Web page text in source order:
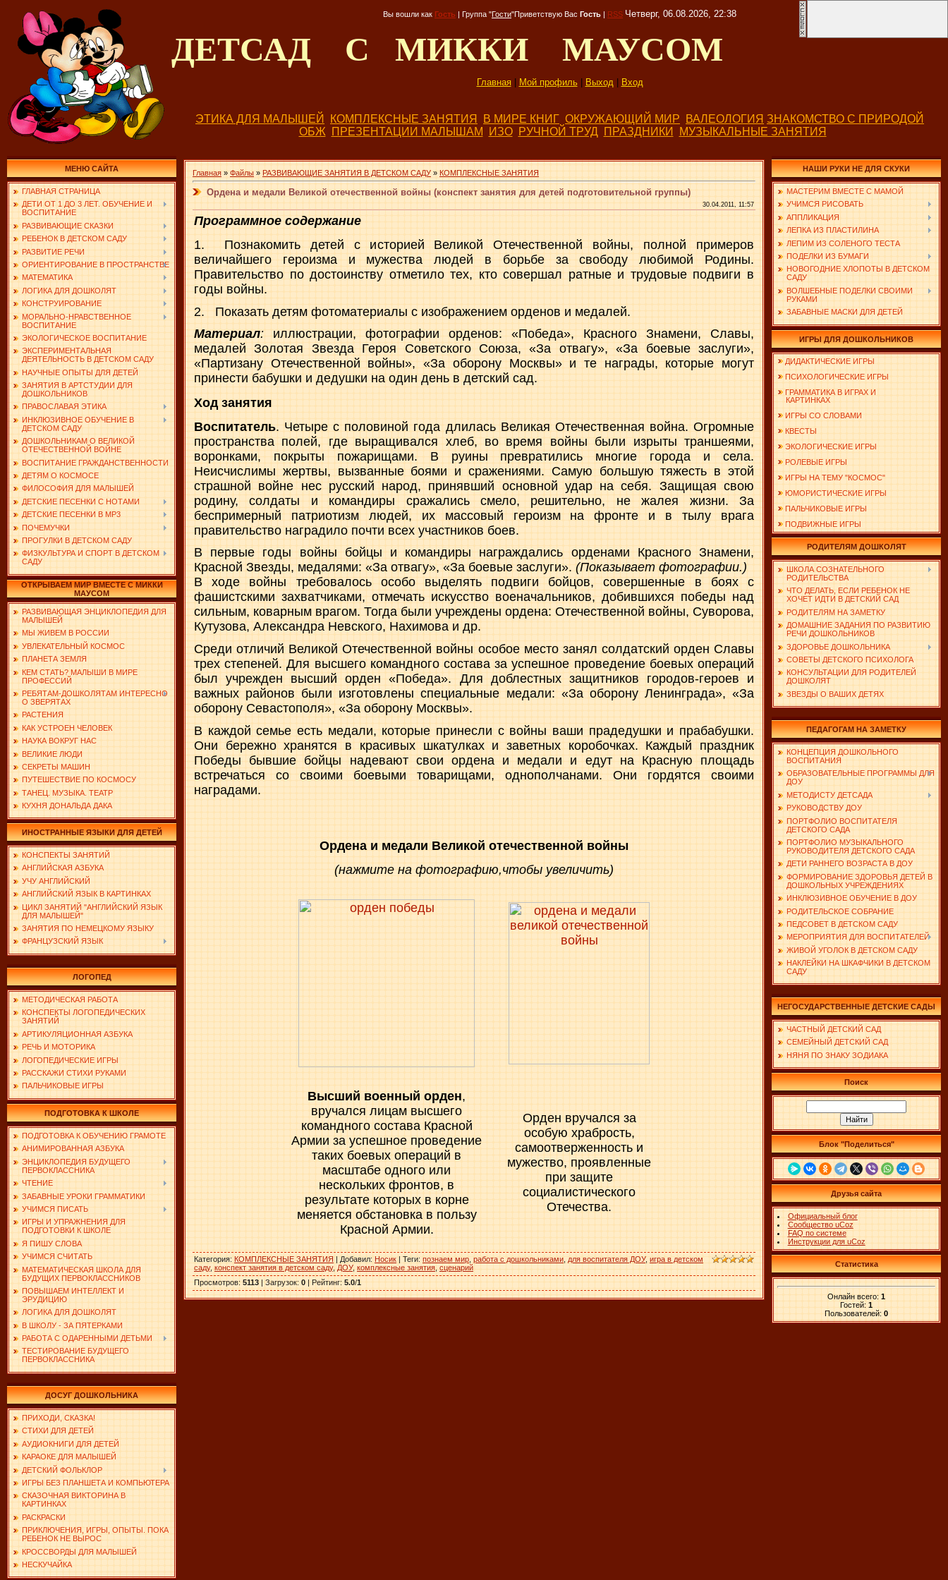
Вы вошли как Гость | Группа "Гости"Приветствую Вас Гость | RSS Четверг, 06.08.2026, 22:38
ДЕТСАД С МИККИ МАУСОМ
Главная| Мой профиль| Выход| Вход
ЭТИКА ДЛЯ МАЛЫШЕЙ КОМПЛЕКСНЫЕ ЗАНЯТИЯ В МИРЕ КНИГ ОКРУЖАЮЩИЙ МИР ВАЛЕОЛОГИЯ ЗНАКОМСТВО С ПРИРОДОЙ
ОБЖ
ПРЕЗЕНТАЦИИ МАЛЫШАМ ИЗО РУЧНОЙ ТРУД ПРАЗДНИКИ МУЗЫКАЛЬНЫЕ ЗАНЯТИЯ
МЕНЮ САЙТА
ГЛАВНАЯ СТРАНИЦА
ДЕТИ ОТ 1 ДО 3 ЛЕТ. ОБУЧЕНИЕ И
ВОСПИТАНИЕ
РАЗВИВАЮЩИЕ СКАЗКИ
РЕБЕНОК В ДЕТСКОМ САДУ
РАЗВИТИЕ РЕЧИ
ОРИЕНТИРОВАНИЕ В ПРОСТРАНСТВЕ
МАТЕМАТИКА
ЛОГИКА ДЛЯ ДОШКОЛЯТ
КОНСТРУИРОВАНИЕ
МОРАЛЬНО-НРАВСТВЕННОЕ
ВОСПИТАНИЕ
ЭКОЛОГИЧЕСКОЕ ВОСПИТАНИЕ
ЭКСПЕРИМЕНТАЛЬНАЯ
ДЕЯТЕЛЬНОСТЬ В ДЕТСКОМ САДУ
НАУЧНЫЕ ОПЫТЫ ДЛЯ ДЕТЕЙ
ЗАНЯТИЯ В АРТСТУДИИ ДЛЯ
ДОШКОЛЬНИКОВ
ПРАВОСЛАВАЯ ЭТИКА
ИНКЛЮЗИВНОЕ ОБУЧЕНИЕ В
ДЕТСКОМ САДУ
ДОШКОЛЬНИКАМ О ВЕЛИКОЙ
ОТЕЧЕСТВЕННОЙ ВОЙНЕ
ВОСПИТАНИЕ ГРАЖДАНСТВЕННОСТИ
ДЕТЯМ О КОСМОСЕ
ФИЛОСОФИЯ ДЛЯ МАЛЫШЕЙ
ДЕТСКИЕ ПЕСЕНКИ С НОТАМИ
ДЕТСКИЕ ПЕСЕНКИ В MP3
ПОЧЕМУЧКИ
ПРОГУЛКИ В ДЕТСКОМ САДУ
ФИЗКУЛЬТУРА И СПОРТ В ДЕТСКОМ
САДУ
ОТКРЫВАЕМ МИР ВМЕСТЕ С МИККИ
МАУСОМ
РАЗВИВАЮЩАЯ ЭНЦИКЛОПЕДИЯ ДЛЯ
МАЛЫШЕЙ
МЫ ЖИВЕМ В РОССИИ
УВЛЕКАТЕЛЬНЫЙ КОСМОС
ПЛАНЕТА ЗЕМЛЯ
КЕМ СТАТЬ? МАЛЫШИ В МИРЕ
ПРОФЕССИЙ
РЕБЯТАМ-ДОШКОЛЯТАМ ИНТЕРЕСНО
О ЗВЕРЯТАХ
РАСТЕНИЯ
КАК УСТРОЕН ЧЕЛОВЕК
НАУКА ВОКРУГ НАС
ВЕЛИКИЕ ЛЮДИ
СЕКРЕТЫ МАШИН
ПУТЕШЕСТВИЕ ПО КОСМОСУ
ТАНЕЦ. МУЗЫКА. ТЕАТР
КУХНЯ ДОНАЛЬДА ДАКА
ИНОСТРАННЫЕ ЯЗЫКИ ДЛЯ ДЕТЕЙ
КОНСПЕКТЫ ЗАНЯТИЙ
АНГЛИЙСКАЯ АЗБУКА
УЧУ АНГЛИЙСКИЙ
АНГЛИЙСКИЙ ЯЗЫК В КАРТИНКАХ
ЦИКЛ ЗАНЯТИЙ "АНГЛИЙСКИЙ ЯЗЫК
ДЛЯ МАЛЫШЕЙ"
ЗАНЯТИЯ ПО НЕМЕЦКОМУ ЯЗЫКУ
ФРАНЦУЗСКИЙ ЯЗЫК
ЛОГОПЕД
МЕТОДИЧЕСКАЯ РАБОТА
КОНСПЕКТЫ ЛОГОПЕДИЧЕСКИХ
ЗАНЯТИЙ
АРТИКУЛЯЦИОННАЯ АЗБУКА
РЕЧЬ И МОТОРИКА
ЛОГОПЕДИЧЕСКИЕ ИГРЫ
РАССКАЖИ СТИХИ РУКАМИ
ПАЛЬЧИКОВЫЕ ИГРЫ
ПОДГОТОВКА К ШКОЛЕ
ПОДГОТОВКА К ОБУЧЕНИЮ ГРАМОТЕ
АНИМИРОВАННАЯ АЗБУКА
ЭНЦИКЛОПЕДИЯ БУДУЩЕГО
ПЕРВОКЛАССНИКА
ЧТЕНИЕ
ЗАБАВНЫЕ УРОКИ ГРАММАТИКИ
УЧИМСЯ ПИСАТЬ
ИГРЫ И УПРАЖНЕНИЯ ДЛЯ
ПОДГОТОВКИ К ШКОЛЕ
Я ПИШУ СЛОВА
УЧИМСЯ СЧИТАТЬ
МАТЕМАТИЧЕСКАЯ ШКОЛА ДЛЯ
БУДУЩИХ ПЕРВОКЛАССНИКОВ
ПОВЫШАЕМ ИНТЕЛЛЕКТ И
ЭРУДИЦИЮ
ЛОГИКА ДЛЯ ДОШКОЛЯТ
В ШКОЛУ - ЗА ПЯТЕРКАМИ
РАБОТА С ОДАРЕННЫМИ ДЕТЬМИ
ТЕСТИРОВАНИЕ БУДУЩЕГО
ПЕРВОКЛАССНИКА
ДОСУГ ДОШКОЛЬНИКА
ПРИХОДИ, СКАЗКА!
СТИХИ ДЛЯ ДЕТЕЙ
АУДИОКНИГИ ДЛЯ ДЕТЕЙ
КАРАОКЕ ДЛЯ МАЛЫШЕЙ
ДЕТСКИЙ ФОЛЬКЛОР
ИГРЫ БЕЗ ПЛАНШЕТА И КОМПЬЮТЕРА
СКАЗОЧНАЯ ВИКТОРИНА В
КАРТИНКАХ
РАСКРАСКИ
ПРИКЛЮЧЕНИЯ, ИГРЫ, ОПЫТЫ. ПОКА
РЕБЕНОК НЕ ВЫРОС
КРОССВОРДЫ ДЛЯ МАЛЫШЕЙ
НЕСКУЧАЙКА
Главная » Файлы » РАЗВИВАЮЩИЕ ЗАНЯТИЯ В ДЕТСКОМ САДУ » КОМПЛЕКСНЫЕ ЗАНЯТИЯ
Ордена и медали Великой отечественной войны (конспект занятия для детей подготовительной группы)
30.04.2011, 11:57
Программное содержание
1. Познакомить детей с историей Великой Отечественной войны, полной примеров
величайшего героизма и мужества людей в борьбе за свободу любимой Родины.
Правительство по достоинству отметило тех, кто совершал ратные и трудовые подвиги в
годы войны.
2. Показать детям фотоматериалы с изображением орденов и медалей.
Материал: иллюстрации, фотографии орденов: «Победа», Красного Знамени, Славы,
медалей Золотая Звезда Героя Советского Союза, «За отвагу», «За боевые заслуги»,
«Партизану Отечественной войны», «За оборону Москвы» и те награды, которые могут
принести бабушки и дедушки на один день в детский сад.
Ход занятия
Воспитатель. Четыре с половиной года длилась Великая Отечественная война. Огромные
пространства полей, где выращивался хлеб, во время войны были изрыты траншеями,
воронками, покрыты пожарищами. В руины превратились многие города и села.
Неисчислимы жертвы, вызванные боями и сражениями. Самую большую тяжесть в этой
страшной войне нес русский народ, принявший основной удар на себя. Защищая свою
родину, солдаты и командиры сражались смело, решительно, не жалея жизни. За
беспримерный патриотизм людей, их массовый героизм на фронте и в тылу врага
правительство наградило почти всех участников боев.
В первые годы войны бойцы и командиры награждались орденами Красного Знамени,
Красной Звезды, медалями: «За отвагу», «За боевые заслуги». (Показывает фотографии.)
В ходе войны требовалось особо выделять подвиги бойцов, совершенные в боях с
фашистскими захватчиками, отмечать искусство военачальников, добившихся победы над
сильным, коварным врагом. Тогда были учреждены ордена: Отечественной войны, Суворова,
Кутузова, Александра Невского, Нахимова и др.
Среди отличий Великой Отечественной войны особое место занял солдатский орден Славы
трех степеней. Для высшего командного состава за успешное проведение боевых операций
был учрежден высший орден «Победа». Для доблестных защитников городов-героев и
важных районов были изготовлены специальные медали: «За оборону Ленинграда», «За
оборону Севастополя», «За оборону Москвы».
В каждой семье есть медали, которые принесли с войны ваши прадедушки и прабабушки.
Они бережно хранятся в красивых шкатулках и заветных коробочках. Каждый праздник
Победы бывшие бойцы надевают свои ордена и медали и едут на Красную площадь
встречаться со своими боевыми товарищами, однополчанами. Они гордятся своими
наградами.
Ордена и медали Великой отечественной войны
(нажмите на фотографию,чтобы увеличить)
Высший военный орден,
вручался лицам высшего
командного состава Красной
Армии за успешное проведение
таких боевых операций в
масштабе одного или
нескольких фронтов, в
результате которых в корне
меняется обстановка в пользу
Красной Армии.
Орден вручался за
особую храбрость,
самоотверженность и
мужество, проявленные
при защите
социалистического
Отечества.
Категория: КОМПЛЕКСНЫЕ ЗАНЯТИЯ | Добавил: Носик | Теги: познаем мир работа с дошкольниками для воспитателя ДОУ, игра в детском
саду, конспект занятия в детском саду, ДОУ, комплексные занятия сценарий
Просмотров: 5113 | Загрузок: 0 | Рейтинг: 5.0/1
НАШИ РУКИ НЕ ДЛЯ СКУКИ
МАСТЕРИМ ВМЕСТЕ С МАМОЙ
УЧИМСЯ РИСОВАТЬ
АППЛИКАЦИЯ
ЛЕПКА ИЗ ПЛАСТИЛИНА
ЛЕПИМ ИЗ СОЛЕНОГО ТЕСТА
ПОДЕЛКИ ИЗ БУМАГИ
НОВОГОДНИЕ ХЛОПОТЫ В ДЕТСКОМ
САДУ
ВОЛШЕБНЫЕ ПОДЕЛКИ СВОИМИ
РУКАМИ
ЗАБАВНЫЕ МАСКИ ДЛЯ ДЕТЕЙ
ИГРЫ ДЛЯ ДОШКОЛЬНИКОВ
ДИДАКТИЧЕСКИЕ ИГРЫ
ПСИХОЛОГИЧЕСКИЕ ИГРЫ
ГРАММАТИКА В ИГРАХ И
КАРТИНКАХ
ИГРЫ СО СЛОВАМИ
КВЕСТЫ
ЭКОЛОГИЧЕСКИЕ ИГРЫ
РОЛЕВЫЕ ИГРЫ
ИГРЫ НА ТЕМУ "КОСМОС"
ЮМОРИСТИЧЕСКИЕ ИГРЫ
ПАЛЬЧИКОВЫЕ ИГРЫ
ПОДВИЖНЫЕ ИГРЫ
РОДИТЕЛЯМ ДОШКОЛЯТ
ШКОЛА СОЗНАТЕЛЬНОГО
РОДИТЕЛЬСТВА
ЧТО ДЕЛАТЬ, ЕСЛИ РЕБЕНОК НЕ
ХОЧЕТ ИДТИ В ДЕТСКИЙ САД
РОДИТЕЛЯМ НА ЗАМЕТКУ
ДОМАШНИЕ ЗАДАНИЯ ПО РАЗВИТИЮ
РЕЧИ ДОШКОЛЬНИКОВ
ЗДОРОВЬЕ ДОШКОЛЬНИКА
СОВЕТЫ ДЕТСКОГО ПСИХОЛОГА
КОНСУЛЬТАЦИИ ДЛЯ РОДИТЕЛЕЙ
ДОШКОЛЯТ
ЗВЕЗДЫ О ВАШИХ ДЕТЯХ
ПЕДАГОГАМ НА ЗАМЕТКУ
КОНЦЕПЦИЯ ДОШКОЛЬНОГО
ВОСПИТАНИЯ
ОБРАЗОВАТЕЛЬНЫЕ ПРОГРАММЫ ДЛЯ
ДОУ
МЕТОДИСТУ ДЕТСАДА
РУКОВОДСТВУ ДОУ
ПОРТФОЛИО ВОСПИТАТЕЛЯ
ДЕТСКОГО САДА
ПОРТФОЛИО МУЗЫКАЛЬНОГО
РУКОВОДИТЕЛЯ ДЕТСКОГО САДА
ДЕТИ РАННЕГО ВОЗРАСТА В ДОУ
ФОРМИРОВАНИЕ ЗДОРОВЬЯ ДЕТЕЙ В
ДОШКОЛЬНЫХ УЧРЕЖДЕНИЯХ
ИНКЛЮЗИВНОЕ ОБУЧЕНИЕ В ДОУ
РОДИТЕЛЬСКОЕ СОБРАНИЕ
ПЕДСОВЕТ В ДЕТСКОМ САДУ
МЕРОПРИЯТИЯ ДЛЯ ВОСПИТАТЕЛЕЙ
ЖИВОЙ УГОЛОК В ДЕТСКОМ САДУ
НАКЛЕЙКИ НА ШКАФЧИКИ В ДЕТСКОМ
САДУ
НЕГОСУДАРСТВЕННЫЕ ДЕТСКИЕ САДЫ
ЧАСТНЫЙ ДЕТСКИЙ САД
СЕМЕЙНЫЙ ДЕТСКИЙ САД
НЯНЯ ПО ЗНАКУ ЗОДИАКА
Поиск
Блок "Поделиться"
Друзья сайта
Официальный блог
Сообщество uCoz
FAQ по системе
Инструкции для uCoz
Статистика
Онлайн всего: 1
Гостей: 1
Пользователей: 0